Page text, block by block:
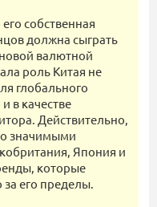
собственная
должна сыграть
валютной
роль Китая не
глобального
в качестве
Действительно,
значимыми
Япония и
которые
его пределы.